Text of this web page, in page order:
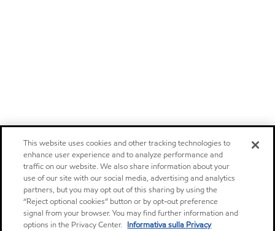
This website uses cookies and other tracking technologies to
enhance user experience and to analyze performance and
traffic on our website. We also share information about your
use of our site with our social media, advertising and analytics
partners, but you may opt out of this sharing by using the
“Reject optional cookies” button or by opt-out preference
signal from your browser. You may find further information and
options in the Privacy Center. Informativa sulla Privacy